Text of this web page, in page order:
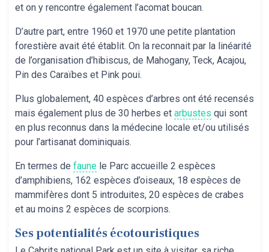
et on y rencontre également l’acomat boucan.
D’autre part, entre 1960 et 1970 une petite plantation
forestière avait été établit. On la reconnait par la linéarité
de l’organisation d’hibiscus, de Mahogany, Teck, Acajou,
Pin des Caraïbes et Pink poui.
Plus globalement, 40 espèces d’arbres ont été recensés
mais également plus de 30 herbes et arbustes qui sont
en plus reconnus dans la médecine locale et/ou utilisés
pour l’artisanat dominiquais.
En termes de faune le Parc accueille 2 espèces
d’amphibiens, 162 espèces d’oiseaux, 18 espèces de
mammifères dont 5 introduites, 20 espèces de crabes
et au moins 2 espèces de scorpions.
Ses potentialités écotouristiques